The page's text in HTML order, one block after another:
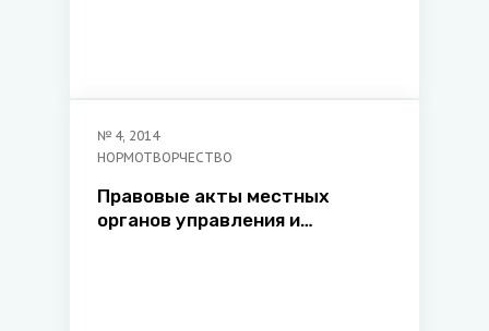
№ 4, 2014
НОРМОТВОРЧЕСТВО
Правовые акты местных
органов управления и